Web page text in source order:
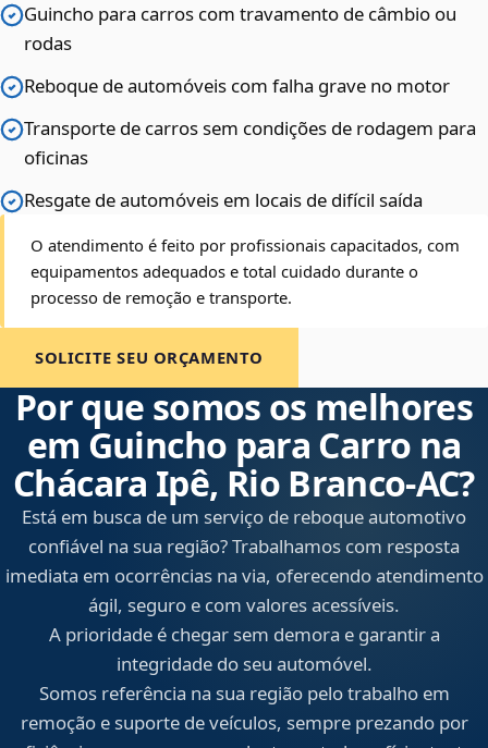
Guincho para carros com travamento de câmbio ou
rodas
Reboque de automóveis com falha grave no motor
Transporte de carros sem condições de rodagem para
oficinas
Resgate de automóveis em locais de difícil saída
O atendimento é feito por profissionais capacitados, com
equipamentos adequados e total cuidado durante o
processo de remoção e transporte.
SOLICITE SEU ORÇAMENTO
Por que somos os melhores
em Guincho para Carro na
Chácara Ipê, Rio Branco‑AC?
Está em busca de um serviço de reboque automotivo
confiável na sua região? Trabalhamos com resposta
imediata em ocorrências na via, oferecendo atendimento
ágil, seguro e com valores acessíveis.
A prioridade é chegar sem demora e garantir a
integridade do seu automóvel.
Somos referência na sua região pelo trabalho em
remoção e suporte de veículos, sempre prezando por